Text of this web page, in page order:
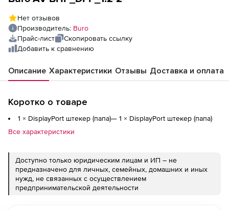
Нет отзывов
Производитель: Buro
Прайс-лист
Скопировать ссылку
Добавить к сравнению
Описание Характеристики Отзывы Доставка и оплата
Коротко о товаре
1 × DisplayPort штекер (папа)— 1 × DisplayPort штекер (папа)
Все характеристики
Доступно только юридическим лицам и ИП – не
предназначено для личных, семейных, домашних и иных
нужд, не связанных с осуществлением
предпринимательской деятельности